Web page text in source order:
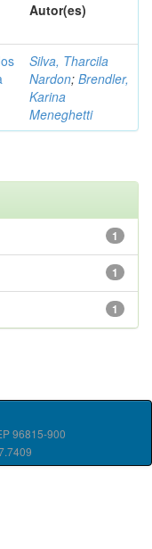
Autor(es)
Silva, Tharcila
Nardon; Brendler,
Karina
Meneghetti
1
1
1
96815-900